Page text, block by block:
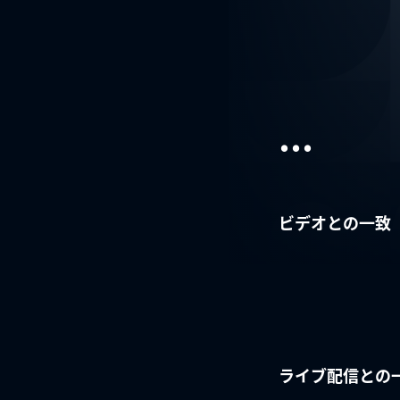
...
ビデオとの一致
ライブ配信との